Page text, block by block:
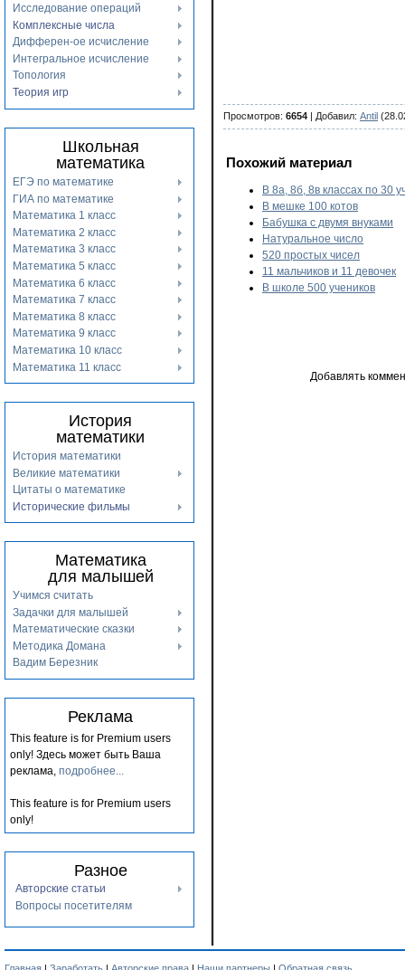
Исследование операций
Комплексные числа
Дифферен-ое исчисление
Интегральное исчисление
Топология
Теория игр
Школьная
математика
ЕГЭ по математике
ГИА по математике
Математика 1 класс
Математика 2 класс
Математика 3 класс
Математика 5 класс
Математика 6 класс
Математика 7 класс
Математика 8 класс
Математика 9 класс
Математика 10 класс
Математика 11 класс
История
математики
История математики
Великие математики
Цитаты о математике
Исторические фильмы
Математика
для малышей
Учимся считать
Задачки для малышей
Математические сказки
Методика Домана
Вадим Березник
Реклама
This feature is for Premium users
only! Здесь может быть Ваша
реклама, подробнее...
This feature is for Premium users
only!
Разное
Авторские статьи
Вопросы посетителям
Просмотров: 6654 | Добавил: Antil
Похожий материал
В 8а, 8б, 8в классах по 30
В мешке 100 котов
Бабушка с двумя внуками
Натуральное число
520 простых чисел
11 мальчиков и 11 девочек
В школе 500 учеников
Добавлять